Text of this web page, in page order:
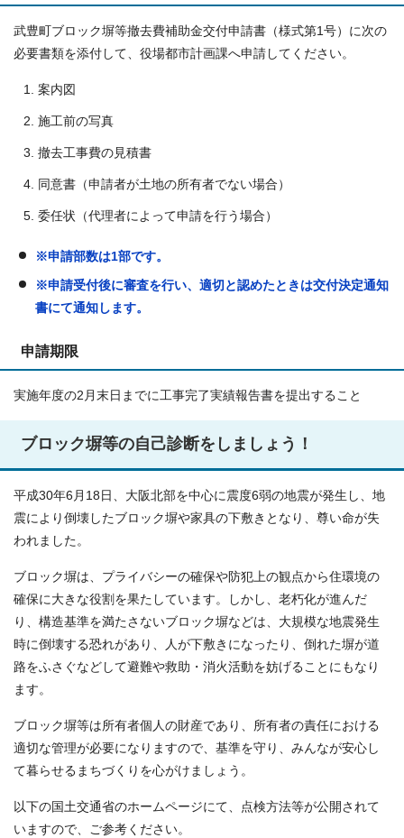
武豊町ブロック塀等撤去費補助金交付申請書（様式第1号）に次の
必要書類を添付して、役場都市計画課へ申請してください。
案内図
施工前の写真
撤去工事費の見積書
同意書（申請者が土地の所有者でない場合）
委任状（代理者によって申請を行う場合）
※申請部数は1部です。
※申請受付後に審査を行い、適切と認めたときは交付決定通知
書にて通知します。
申請期限
実施年度の2月末日までに工事完了実績報告書を提出すること
ブロック塀等の自己診断をしましょう！
平成30年6月18日、大阪北部を中心に震度6弱の地震が発生し、地
震により倒壊したブロック塀や家具の下敷きとなり、尊い命が失
われました。
ブロック塀は、プライバシーの確保や防犯上の観点から住環境の
確保に大きな役割を果たしています。しかし、老朽化が進んだ
り、構造基準を満たさないブロック塀などは、大規模な地震発生
時に倒壊する恐れがあり、人が下敷きになったり、倒れた塀が道
路をふさぐなどして避難や救助・消火活動を妨げることにもなり
ます。
ブロック塀等は所有者個人の財産であり、所有者の責任における
適切な管理が必要になりますので、基準を守り、みんなが安心し
て暮らせるまちづくりを心がけましょう。
以下の国土交通省のホームページにて、点検方法等が公開されて
いますので、ご参考ください。